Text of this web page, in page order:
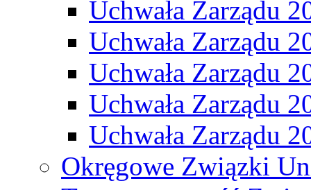
Uchwała Zarządu
Uchwała Zarządu
Uchwała Zarządu
Uchwała Zarządu
Uchwała Zarządu
Okręgowe Związki